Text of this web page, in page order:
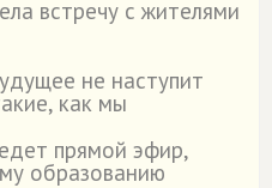
встречу с жителями
не наступит
как мы
прямой эфир,
образованию